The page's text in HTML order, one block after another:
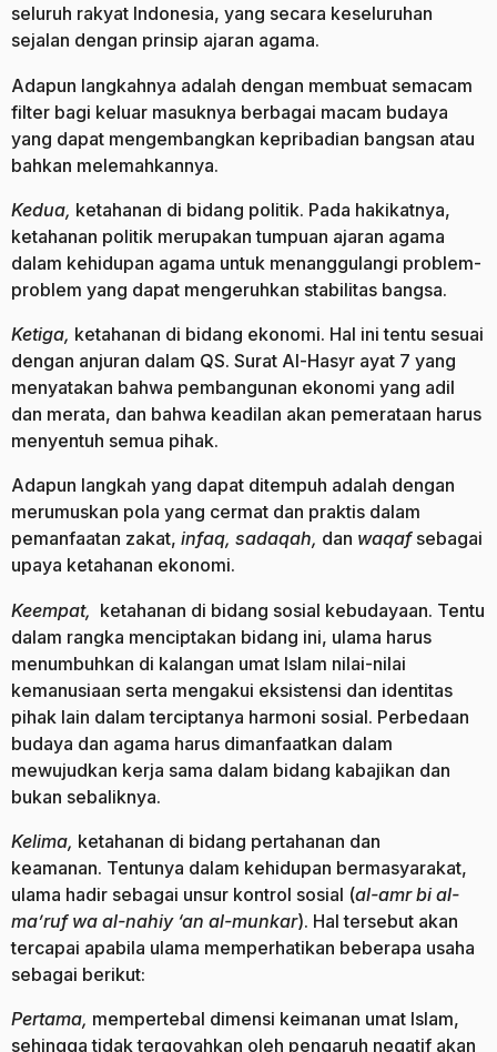
seluruh rakyat Indonesia, yang secara keseluruhan
sejalan dengan prinsip ajaran agama.
Adapun langkahnya adalah dengan membuat semacam
filter bagi keluar masuknya berbagai macam budaya
yang dapat mengembangkan kepribadian bangsan atau
bahkan melemahkannya.
Kedua, ketahanan di bidang politik. Pada hakikatnya,
ketahanan politik merupakan tumpuan ajaran agama
dalam kehidupan agama untuk menanggulangi problem-
problem yang dapat mengeruhkan stabilitas bangsa.
Ketiga, ketahanan di bidang ekonomi. Hal ini tentu sesuai
dengan anjuran dalam QS. Surat Al-Hasyr ayat 7 yang
menyatakan bahwa pembangunan ekonomi yang adil
dan merata, dan bahwa keadilan akan pemerataan harus
menyentuh semua pihak.
Adapun langkah yang dapat ditempuh adalah dengan
merumuskan pola yang cermat dan praktis dalam
pemanfaatan zakat, infaq, sadaqah, dan waqaf sebagai
upaya ketahanan ekonomi.
Keempat, ketahanan di bidang sosial kebudayaan. Tentu
dalam rangka menciptakan bidang ini, ulama harus
menumbuhkan di kalangan umat Islam nilai-nilai
kemanusiaan serta mengakui eksistensi dan identitas
pihak lain dalam terciptanya harmoni sosial. Perbedaan
budaya dan agama harus dimanfaatkan dalam
mewujudkan kerja sama dalam bidang kabajikan dan
bukan sebaliknya.
Kelima, ketahanan di bidang pertahanan dan
keamanan. Tentunya dalam kehidupan bermasyarakat,
ulama hadir sebagai unsur kontrol sosial (al-amr bi al-
ma’ruf wa al-nahiy ‘an al-munkar). Hal tersebut akan
tercapai apabila ulama memperhatikan beberapa usaha
sebagai berikut:
Pertama, mempertebal dimensi keimanan umat Islam,
sehingga tidak tergoyahkan oleh pengaruh negatif akan